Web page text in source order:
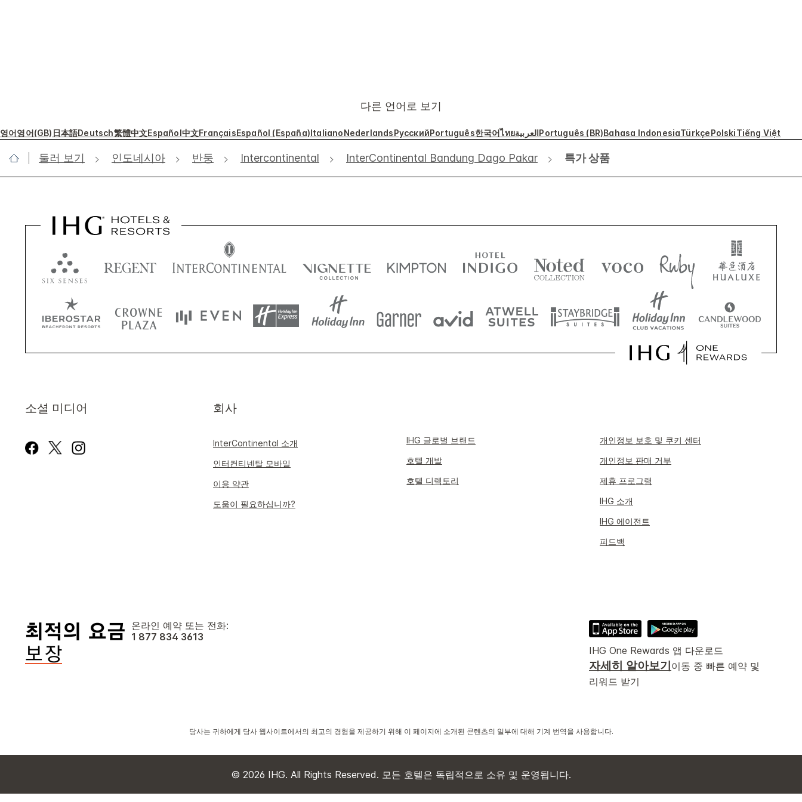
다른 언어로 보기
영어영어(GB) 日本語Deutsch繁體中文Español中文FrançaisEspañol (España)ItalianoNederlandsРусскийPortuguês한국어ไทยالعربيةPortuguês (BR)Bahasa IndonesiaTürkçePolskiTiếng Việt
둘러 보기 인도네시아 반둥 Intercontinental InterContinental Bandung Dago Pakar 특가 상품
소셜 미디어 회사
InterContinental 소개
인터컨티넨탈 모바일
이용 약관
도움이 필요하십니까?
IHG 글로벌 브랜드
호텔 개발
호텔 디렉토리
개인정보 보호 및 쿠키 센터
개인정보 판매 거부
제휴 프로그램
IHG 소개
IHG 에이전트
피드백
온라인 예약 또는 전화:
1 877 834 3613
IHG One Rewards 앱 다운로드
자세히 알아보기 이동 중 빠른 예약 및
리워드 받기
당사는 귀하에게 당사 웹사이트에서의 최고의 경험을 제공하기 위해 이 페이지에 소개된 콘텐츠의 일부에 대해 기계 번역을 사용합니다.
© 2026 IHG. All Rights Reserved. 모든 호텔은 독립적으로 소유 및 운영됩니다.